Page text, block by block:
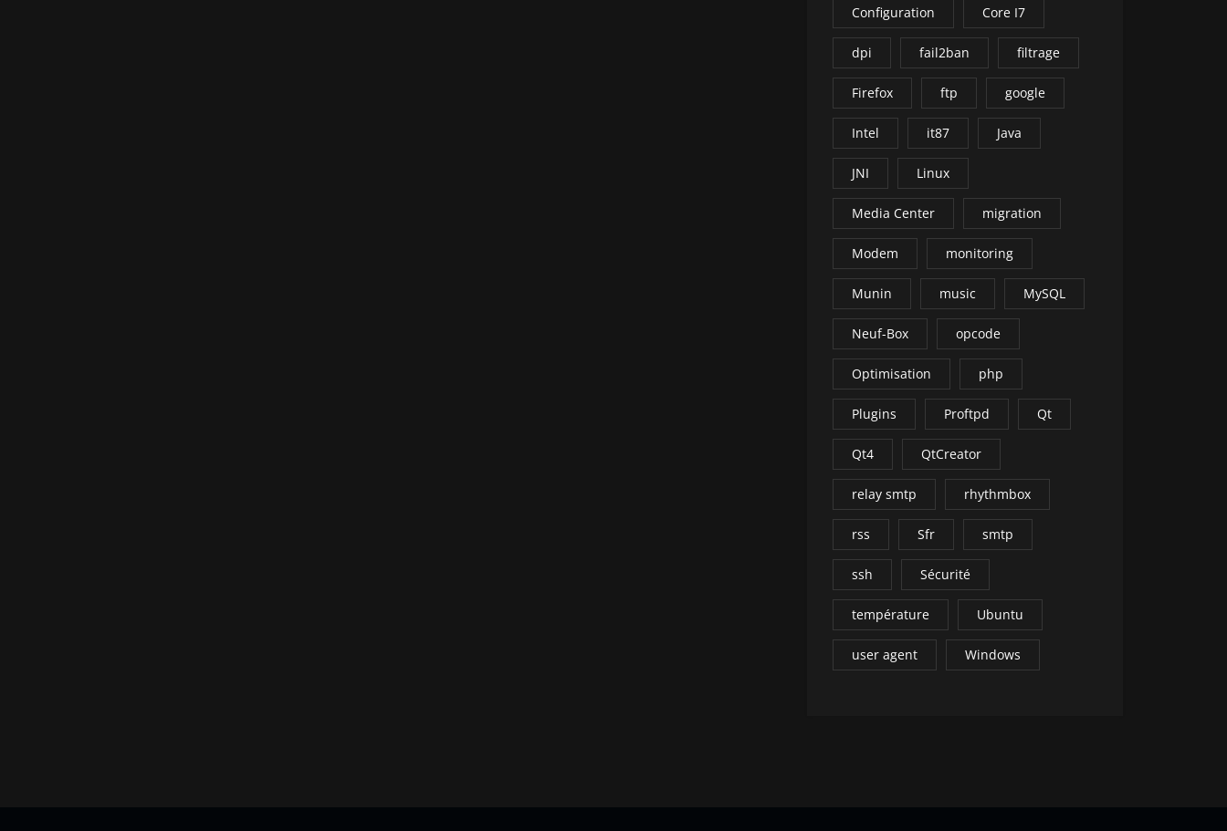
Configuration Core I7
dpi fail2ban filtrage
Firefox ftp google
Intel it87 Java
JNI Linux
Media Center migration
Modem monitoring
Munin music MySQL
Neuf-Box opcode
Optimisation php
Plugins Proftpd Qt
Qt4 QtCreator
relay smtp rhythmbox
rss Sfr smtp
ssh Sécurité
température Ubuntu
user agent Windows